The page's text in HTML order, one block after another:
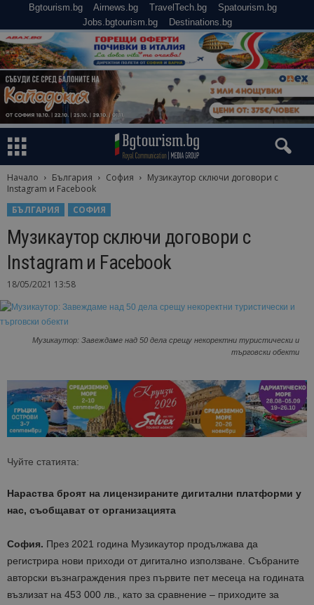
Bgtourism.bg Airnews.bg TravelTech.bg
Spatourism.bg
Jobs.bgtourism.bg
Destinations.bg
Начало България София
Музикаутор сключи договори с
Instagram и Facebook
БЪЛГАРИЯ
СОФИЯ
Музикаутор сключи договори с
Instagram и Facebook
18/05/2021 13:58
Музикаутор: Завеждаме над 50 дела срещу некоректни туристически и
търговски обекти
Чуйте статията:
Нараства броят на лицензираните дигитални платформи у
нас, съобщават от организацията
София. През 2021 година Музикаутор продължава да
регистрира нови приходи от дигитално използване. Събраните
авторски възнаграждения през първите пет месеца на годината
възлизат на 453 000 лв., като за сравнение – приходите за